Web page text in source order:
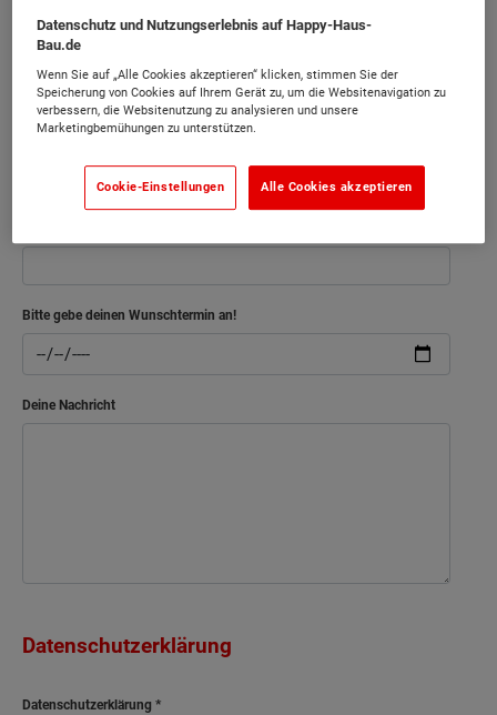
Dein Wohnort
Bitte gebe deinen Wunschtermin an!
Deine Nachricht
Datenschutzerklärung
Datenschutzerklärung
Datenschutz und Nutzungserlebnis auf Happy-Haus-
Bau.de
Wenn Sie auf „Alle Cookies akzeptieren“ klicken, stimmen Sie der
Speicherung von Cookies auf Ihrem Gerät zu, um die Websitenavigation zu
verbessern, die Websitenutzung zu analysieren und unsere
Marketingbemühungen zu unterstützen.
Cookie-Einstellungen Alle Cookies akzeptieren